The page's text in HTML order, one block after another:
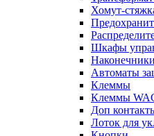
Хомут-
Шкафы
Наконечники
Автоматы
Клеммы
Клеммы
Доп
Лоток для